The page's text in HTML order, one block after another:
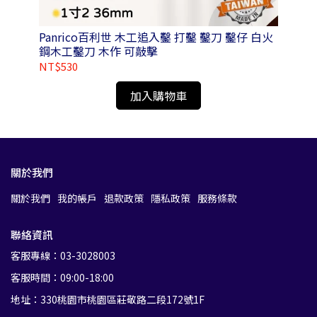
Panrico百利世 木工追入鑿 打鑿 鑿刀 鑿仔 白火
鋼木工鑿刀 木作 可敲擊
NT$530
加入購物車
關於我們
關於我們 我的帳戶 退款政策 隱私政策 服務條款
聯絡資訊
客服專線：03-3028003
客服時間：09:00-18:00
地址：330桃園市桃園區莊敬路二段172號1F